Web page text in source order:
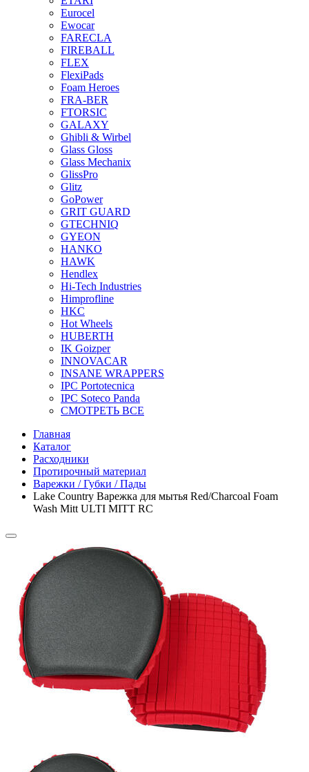
Eurocel
Ewocar
FARECLA
FIREBALL
FLEX
FlexiPads
Foam Heroes
FRA-BER
FTORSIC
GALAXY
Ghibli & Wirbel
Glass Gloss
Glass Mechanix
GlissPro
Glitz
GoPower
GRIT GUARD
GTECHNIQ
GYEON
HANKO
HAWK
Hendlex
Hi-Tech Industries
Himprofline
HKC
Hot Wheels
HUBERTH
IK Goizper
INNOVACAR
INSANE WRAPPERS
IPC Portotecnica
IPC Soteco Panda
СМОТРЕТЬ ВСЕ
Главная
Каталог
Расходники
Протирочный материал
Варежки / Губки / Пады
Lake Country Варежка для мытья Red/Charcoal Foam
Wash Mitt ULTI MITT RC